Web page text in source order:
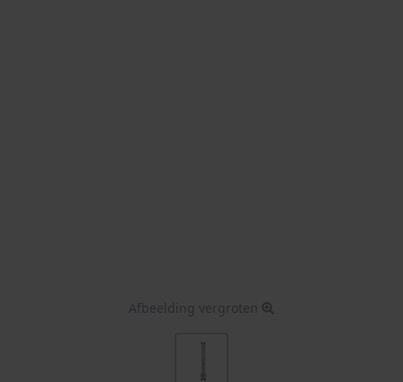
Afbeelding vergroten